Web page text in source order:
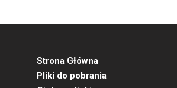
Strona Główna
Pliki do pobrania